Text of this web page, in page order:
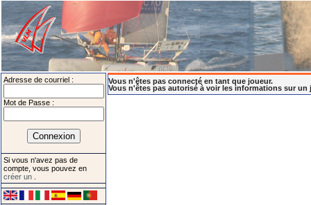
Adresse de courriel :
Mot de Passe :
Si vous n'avez pas de
compte, vous pouvez en
créer un
Vous n'êtes pas connecté en tant que joueur.
Vous n'êtes pas autorisé à voir les informations sur un